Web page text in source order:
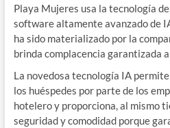
Playa Mujeres usa la tecnología
software altamente avanzado de
ha sido materializado por la
brinda complacencia garantizada
La novedosa tecnología IA
los huéspedes por parte de los
hotelero y proporciona, al mismo
seguridad y comodidad porque